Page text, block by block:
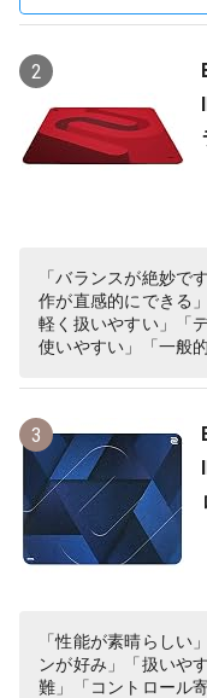
2
「バランスが絶妙で
作が直感的にできる
軽く扱いやすい」「
使いやすい」「一般
3
「性能が素晴らしい
ンが好み」「扱いや
難」「コントロール